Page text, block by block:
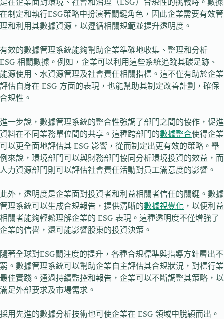
是在企業面對環境、社會和治理（ESG）合規性的挑戰時。數據
在制定和執行ESG策略中扮演著關鍵角色，因此企業需要有效管
理和利用其數據資源，以遵循相關規範並提升透明度。
有效的數據管理系統能夠幫助企業準確地收集、整理和分析
ESG 相關數據。例如，企業可以利用這些系統追蹤其碳足跡、
能源使用、水資源管理及社會責任相關指標。這不僅有助於企業
評估自身在 ESG 方面的表現，也能幫助其制定改善計劃，確保
合規性。
進一步說，數據管理系統的整合性強調了部門之間的協作，促進
資料在不同業務單位間的共享。這種跨部門的數據整合使得企業
可以更全面地評估其 ESG 影響，從而制定出更有效的策略。舉
例來說，環境部門可以與財務部門協同分析環境投資的效益，而
人力資源部門則可以評估社會責任活動對員工滿意度的影響。
此外，透明度是企業面對投資者和利益相關者信任的關鍵。數據
管理系統可以生成合規報告，提供清晰的數據視覺化 ，以便利益
相關者能夠輕鬆理解企業的 ESG 表現。這種透明度不僅增強了
企業的信譽，還可能影響股東的投資決策。
隨著全球對ESG關注度的提升，各種合規標準與指導方針層出不
窮。數據管理系統可以幫助企業自主評估其合規狀況，對標行業
最佳實踐。通過持續監控和報告，企業可以不斷調整其策略，以
滿足外部要求及市場需求。
採用先進的數據分析技術也可使企業在 ESG 領域中脫穎而出。